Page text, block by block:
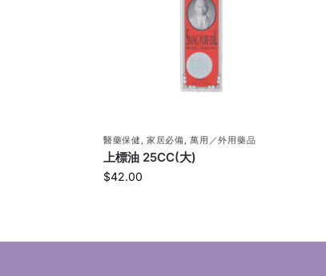
醫藥保健 ,家居必備 ,萬用／外用藥品
上標油 25CC(大)
$42.00